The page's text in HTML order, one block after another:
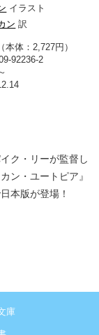
イラスト
ン 訳
本体：2,727円）
92236-2
ク・リーが監督し
ン・ユートピア』
本版が登場！
庫